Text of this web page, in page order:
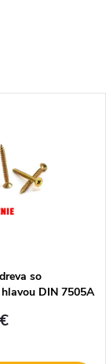
so
DIN 7505A